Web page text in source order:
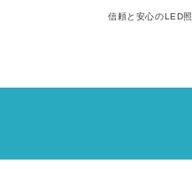
信頼と安心のLED